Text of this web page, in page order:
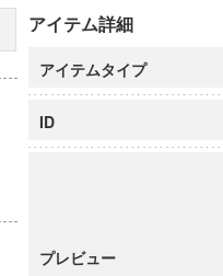
アイテム詳細
アイテムタイプ
ID
プレビュー